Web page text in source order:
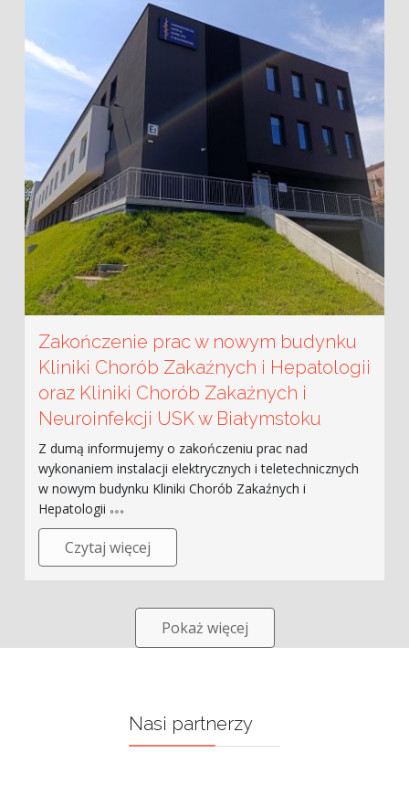
Zakończenie prac w nowym budynku
Kliniki Chorób Zakaźnych i Hepatologii
oraz Kliniki Chorób Zakaźnych i
Neuroinfekcji USK w Białymstoku
Z dumą informujemy o zakończeniu prac nad
wykonaniem instalacji elektrycznych i teletechnicznych
w nowym budynku Kliniki Chorób Zakaźnych i
Hepatologii
Czytaj więcej
Pokaż więcej
Nasi partnerzy